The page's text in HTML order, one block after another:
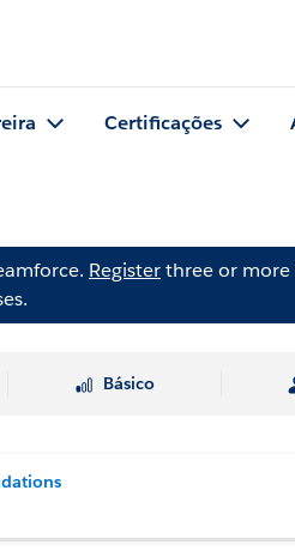
Certificações
Registerthree or
Básico